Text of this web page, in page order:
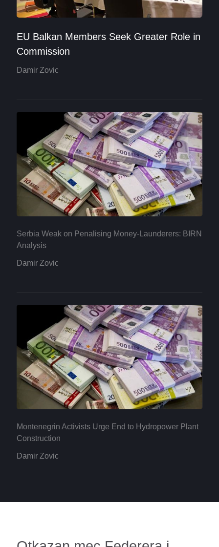
EU Balkan Members Seek Greater Role in
Commission
Damir Zovic
Serbia Weak on Penalising Money-Launderers: BIRN
Analysis
Damir Zovic
Montenegrin Activists Urge End to Hydropower Plant
Construction
Damir Zovic